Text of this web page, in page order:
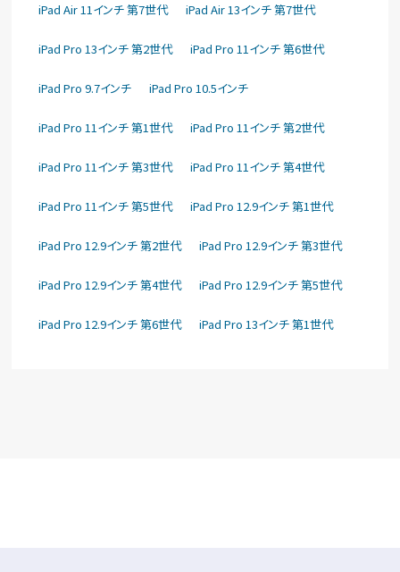
iPad Air 11インチ 第7世代 iPad Air 13インチ 第7世代
iPad Pro 13インチ 第2世代 iPad Pro 11インチ 第6世代
iPad Pro 9.7インチ iPad Pro 10.5インチ
iPad Pro 11インチ 第1世代 iPad Pro 11インチ 第2世代
iPad Pro 11インチ 第3世代 iPad Pro 11インチ 第4世代
iPad Pro 11インチ 第5世代 iPad Pro 12.9インチ 第1世代
iPad Pro 12.9インチ 第2世代 iPad Pro 12.9インチ 第3世代
iPad Pro 12.9インチ 第4世代 iPad Pro 12.9インチ 第5世代
iPad Pro 12.9インチ 第6世代 iPad Pro 13インチ 第1世代